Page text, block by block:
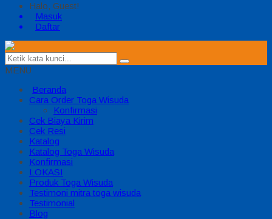
Halo, Guest!
Masuk
Daftar
MENU
Beranda
Cara Order Toga Wisuda
Konfirmasi
Cek Biaya Kirim
Cek Resi
Katalog
Katalog Toga Wisuda
Konfirmasi
LOKASI
Produk Toga Wisuda
Testimoni mitra toga wisuda
Testimonial
Blog